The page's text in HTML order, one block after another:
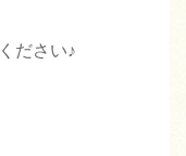
ださい♪